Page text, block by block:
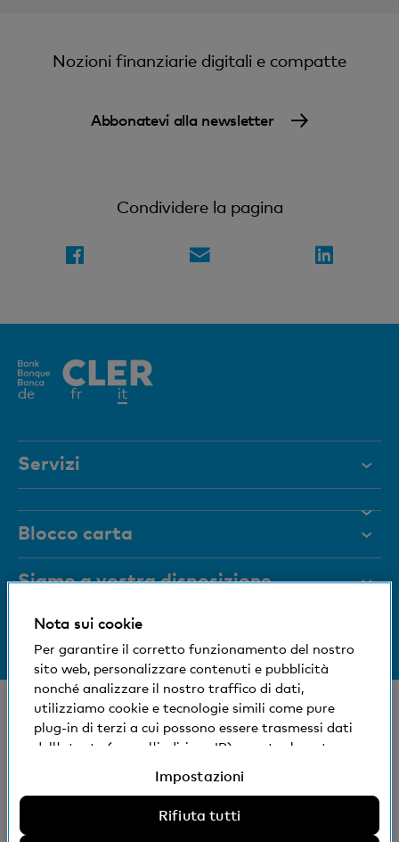
Nozioni finanziarie digitali e compatte
Abbonatevi alla newsletter
Condividere la pagina
de fr itElemento
Servizi
Documenti
Rivista
Organi dirigenti
Medien
Impronta sociale ed ecologica
Blocco carta
+41 (0)800 88 99 66
Siamo a vostra disposizione
Aiuto e contatto
Succursali e Bancomat
Informazioni sulla banca
© Banca Cler
Condizioni e avvisi giuridici
La Banca Cler SA è una società controllata al 100%
Nota sui cookie
Per garantire il corretto funzionamento del nostro
sito web, personalizzare contenuti e pubblicità
nonché analizzare il nostro traffico di dati,
utilizziamo cookie e tecnologie simili come pure
plug-in di terzi a cui possono essere trasmessi dati
dell'utente (come l'indirizzo IP), eventualmente
modificare le impostazioni per l'uso di cookie e
relativa divulgazione di dati. Ulteriori informazioni:
Impostazioni
Rifiuta tutti